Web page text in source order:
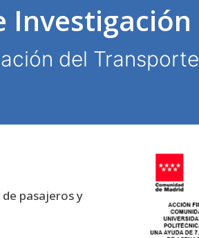
Investigación
del Transporte
pasajeros y